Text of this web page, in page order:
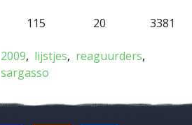
115 20 3381
2009 lijstjes
reaguurders
sargasso